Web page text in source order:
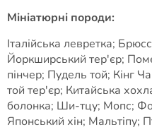
Мініатюрні породи:
Італійська левретка;
Йоркширський тер'єр;
пінчер; Пудель той; Кінг
той тер'єр; Китайська
болонка; Ши-тцу; Мопс;
Японський хін; Мальтіпу;